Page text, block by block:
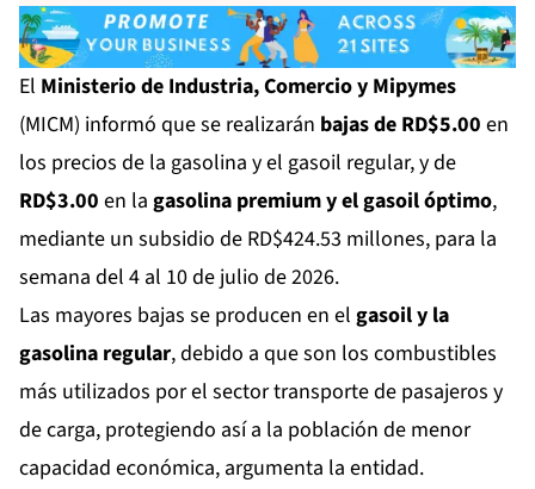
El Ministerio de Industria, Comercio y Mipymes
(MICM) informó que se realizarán bajas de RD$5.00 en
los precios de la gasolina y el gasoil regular, y de
RD$3.00 en la gasolina premium y el gasoil óptimo,
mediante un subsidio de RD$424.53 millones, para la
semana del 4 al 10 de julio de 2026.
Las mayores bajas se producen en el gasoil y la
gasolina regular, debido a que son los combustibles
más utilizados por el sector transporte de pasajeros y
de carga, protegiendo así a la población de menor
capacidad económica, argumenta la entidad.